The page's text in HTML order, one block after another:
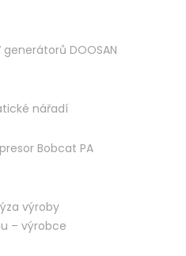
DOOSAN
nářadí
Bobcat PA
výroby
– výrobce